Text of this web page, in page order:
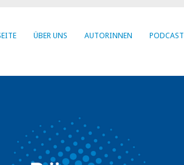
ÜBER UNS AUTORINNEN PODCAST